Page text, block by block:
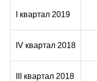
I квартал 2019
IV квартал 2018
III квартал 2018